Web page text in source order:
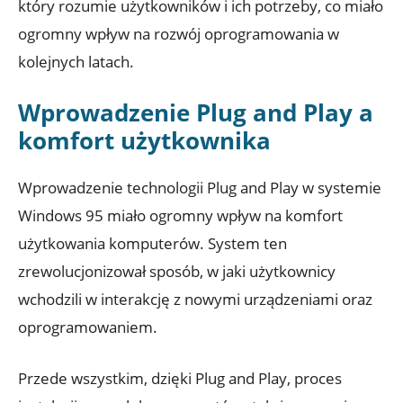
który rozumie użytkowników i ich potrzeby, co miało
ogromny wpływ na rozwój oprogramowania w
kolejnych latach.
Wprowadzenie Plug and Play a
komfort użytkownika
Wprowadzenie technologii Plug and Play w systemie
Windows 95 miało ogromny wpływ na komfort
użytkowania komputerów. System ten
zrewolucjonizował sposób, w jaki użytkownicy
wchodzili w interakcję z nowymi urządzeniami oraz
oprogramowaniem.
Przede wszystkim, dzięki Plug and Play, proces